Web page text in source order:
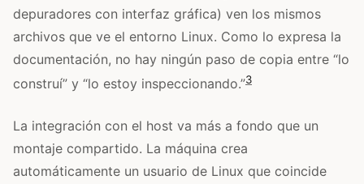
depuradores con interfaz gráfica) ven los mismos
archivos que ve el entorno Linux. Como lo expresa la
documentación, no hay ningún paso de copia entre “lo
construí” y “lo estoy inspeccionando.”3
La integración con el host va más a fondo que un
montaje compartido. La máquina crea
automáticamente un usuario de Linux que coincide